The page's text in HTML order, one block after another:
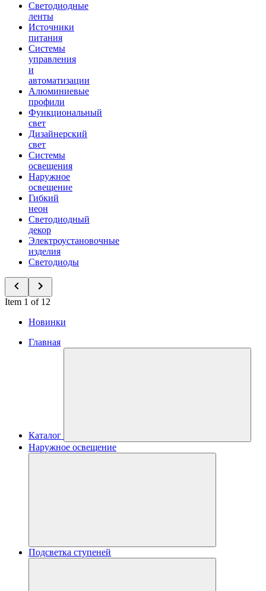
Светодиодные
ленты
Источники
питания
Системы
управления
и
автоматизации
Алюминиевые
профили
Функциональный
свет
Дизайнерский
свет
Системы
освещения
Наружное
освещение
Гибкий
неон
Светодиодный
декор
Электроустановочные
изделия
Светодиоды
Item 1 of 12
Новинки
Главная
Каталог
Наружное освещение
Подсветка ступеней